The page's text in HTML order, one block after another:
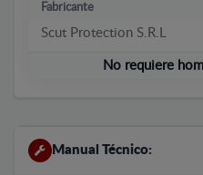
Fabricante
Scut Protection S.R.L
No requiere
Manual Técnico: